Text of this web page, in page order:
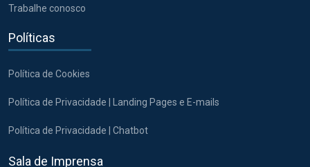
Trabalhe conosco
Políticas
Política de Cookies
Política de Privacidade | Landing Pages e E-mails
Política de Privacidade | Chatbot
Sala de Imprensa